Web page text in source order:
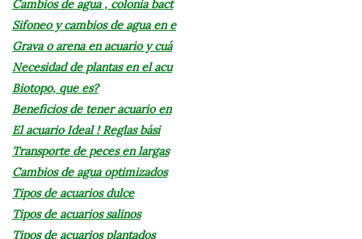
Cambios de agua , colonia bact
Sifoneo y cambios de agua en e
Grava o arena en acuario y cuá
Necesidad de plantas en el acu
Biotopo, que es?
Beneficios de tener acuario en
El acuario Ideal ! Reglas bási
Transporte de peces en largas
Cambios de agua optimizados
Tipos de acuarios dulce
Tipos de acuarios salinos
Tipos de acuarios plantados